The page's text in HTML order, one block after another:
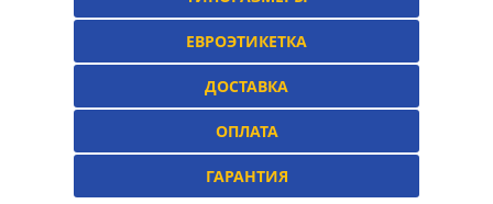
ЕВРОЭТИКЕТКА
ДОСТАВКА
ОПЛАТА
ГАРАНТИЯ